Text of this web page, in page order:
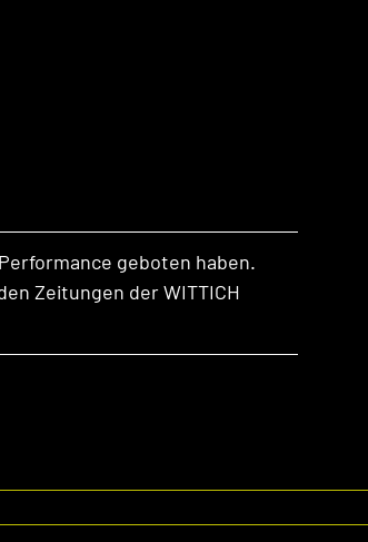
geboten haben.
Zeitungen der WITTICH